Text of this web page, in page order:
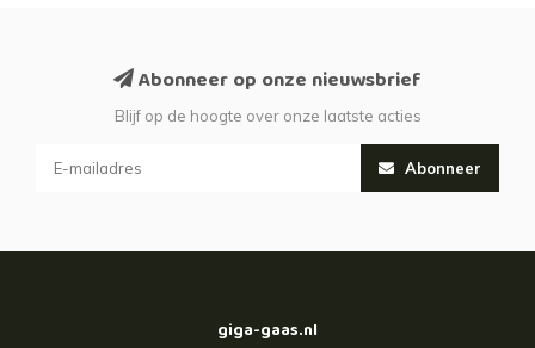
Abonneer op onze nieuwsbrief
Blijf op de hoogte over onze laatste acties
Abonneer
giga-gaas.nl